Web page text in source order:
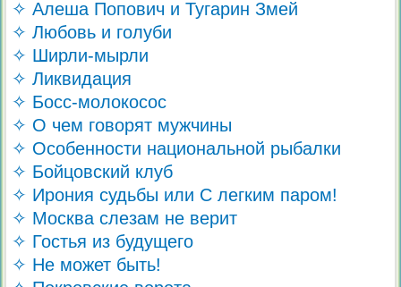
✧ Алеша Попович и Тугарин Змей
✧ Любовь и голуби
✧ Ширли-мырли
✧ Ликвидация
✧ Босс-молокосос
✧ О чем говорят мужчины
✧ Особенности национальной рыбалки
✧ Бойцовский клуб
✧ Ирония судьбы или С легким паром!
✧ Москва слезам не верит
✧ Гостья из будущего
✧ Не может быть!